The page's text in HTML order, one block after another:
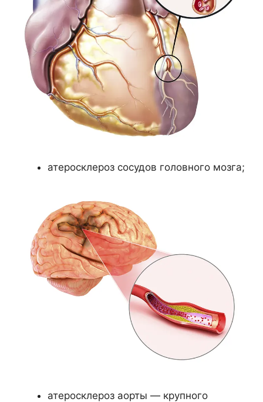
атеросклероз сосудов головного мозга;
атеросклероз аорты — крупного